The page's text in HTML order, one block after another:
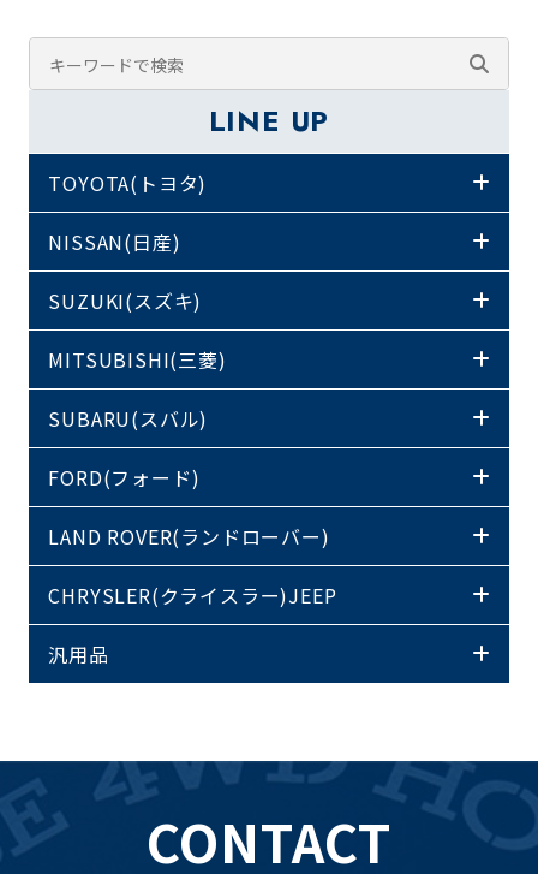
LINE UP
TOYOTA(トヨタ)
NISSAN(日産)
SUZUKI(スズキ)
MITSUBISHI(三菱)
SUBARU(スバル)
FORD(フォード)
LAND ROVER(ランドローバー)
CHRYSLER(クライスラー)JEEP
汎用品
CONTACT